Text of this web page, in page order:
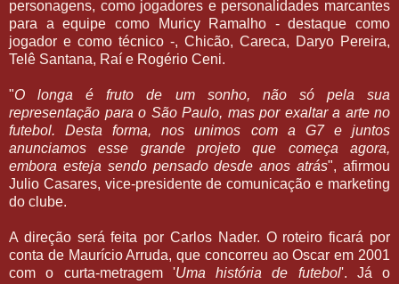
personagens, como jogadores e personalidades marcantes
para a equipe como Muricy Ramalho - destaque como
jogador e como técnico -, Chicão, Careca, Daryo Pereira,
Telê Santana, Raí e Rogério Ceni.
"O longa é fruto de um sonho, não só pela sua
representação para o São Paulo, mas por exaltar a arte no
futebol. Desta forma, nos unimos com a G7 e juntos
anunciamos esse grande projeto que começa agora,
embora esteja sendo pensado desde anos atrás", afirmou
Julio Casares, vice-presidente de comunicação e marketing
do clube.
A direção será feita por Carlos Nader. O roteiro ficará por
conta de Maurício Arruda, que concorreu ao Oscar em 2001
com o curta-metragem 'Uma história de futebol'. Já o